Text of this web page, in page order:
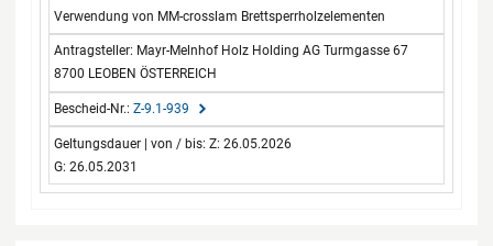
Verwendung von MM-crosslam Brettsperrholzelementen
Mayr-Melnhof Holz Holding AG Turmgasse 67
8700 LEOBEN ÖSTERREICH
Z-9.1-939
Z: 26.05.2026
G: 26.05.2031